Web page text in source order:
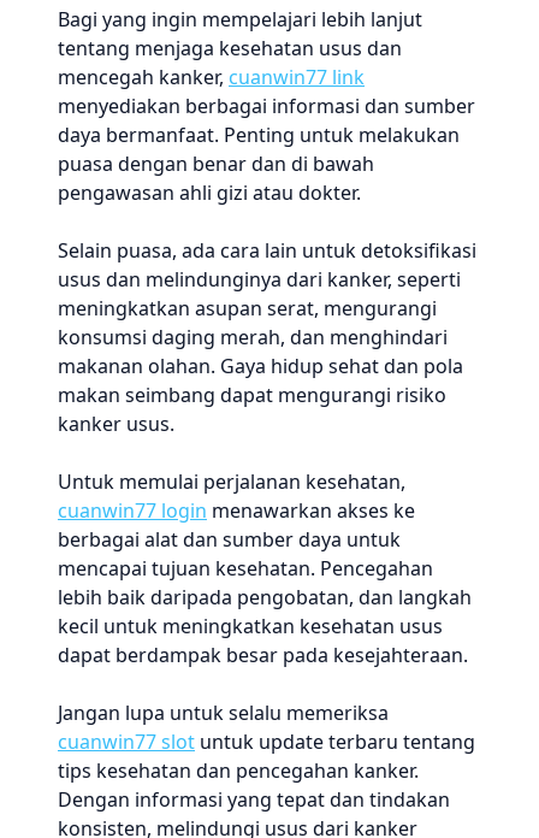
Bagi yang ingin mempelajari lebih lanjut
tentang menjaga kesehatan usus dan
mencegah kanker, cuanwin77 link
menyediakan berbagai informasi dan sumber
daya bermanfaat. Penting untuk melakukan
puasa dengan benar dan di bawah
pengawasan ahli gizi atau dokter.
Selain puasa, ada cara lain untuk detoksifikasi
usus dan melindunginya dari kanker, seperti
meningkatkan asupan serat, mengurangi
konsumsi daging merah, dan menghindari
makanan olahan. Gaya hidup sehat dan pola
makan seimbang dapat mengurangi risiko
kanker usus.
Untuk memulai perjalanan kesehatan,
cuanwin77 login menawarkan akses ke
berbagai alat dan sumber daya untuk
mencapai tujuan kesehatan. Pencegahan
lebih baik daripada pengobatan, dan langkah
kecil untuk meningkatkan kesehatan usus
dapat berdampak besar pada kesejahteraan.
Jangan lupa untuk selalu memeriksa
cuanwin77 slot untuk update terbaru tentang
tips kesehatan dan pencegahan kanker.
Dengan informasi yang tepat dan tindakan
konsisten, melindungi usus dari kanker